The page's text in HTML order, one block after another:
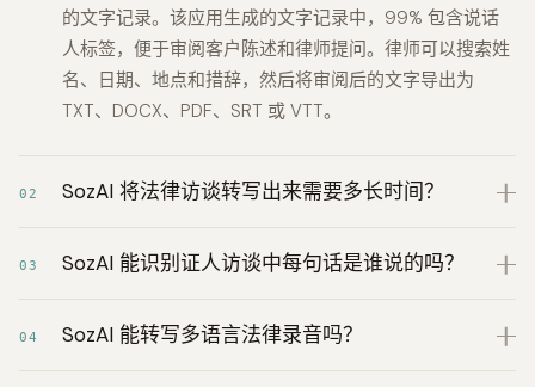
的文字记录。该应用生成的文字记录中，99% 包含说话
人标签，便于审阅客户陈述和律师提问。律师可以搜索姓
名、日期、地点和措辞，然后将审阅后的文字导出为
TXT、DOCX、PDF、SRT 或 VTT。
02 SozAI 将法律访谈转写出来需要多长时间？
03 SozAI 能识别证人访谈中每句话是谁说的吗？
04 SozAI 能转写多语言法律录音吗？